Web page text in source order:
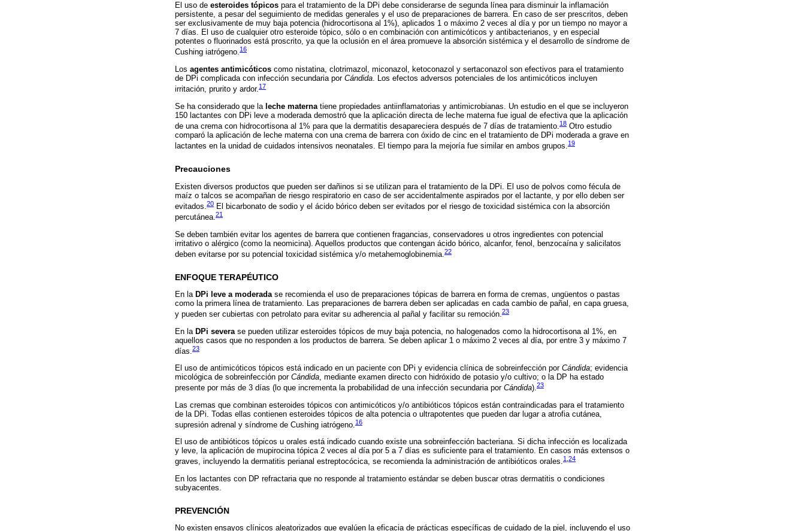
El uso de esteroides tópicos para el tratamiento de la DPi debe considerarse de segunda línea para disminuir la inflamación
persistente, a pesar del seguimiento de medidas generales y el uso de preparaciones de barrera. En caso de ser prescritos, deben
ser exclusivamente de muy baja potencia (hidrocortisona al 1%), aplicados 1 o máximo 2 veces al día y por un tiempo no mayor a
7 días. El uso de cualquier otro esteroide tópico, sólo o en combinación con antimicóticos y antibacterianos, y en especial
potentes o fluorinados está proscrito, ya que la oclusión en el área promueve la absorción sistémica y el desarrollo de síndrome de
Cushing iatrógeno.16
Los agentes antimicóticos como nistatina, clotrimazol, miconazol, ketoconazol y sertaconazol son efectivos para el tratamiento
de DPi complicada con infección secundaria porCándida. Los efectos adversos potenciales de los antimicóticos incluyen
irritación, prurito y ardor.17
Se ha considerado que la leche materna tiene propiedades antiinflamatorias y antimicrobianas. Un estudio en el que se incluyeron
150 lactantes con DPi leve a moderada demostró que la aplicación directa de leche materna fue igual de efectiva que la aplicación
de una crema con hidrocortisona al 1% para que la dermatitis desapareciera después de 7 días de tratamiento. 18 Otro estudio
comparó la aplicación de leche materna con una crema de barrera con óxido de cinc en el tratamiento de DPi moderada a grave en
lactantes en la unidad de cuidados intensivos neonatales. El tiempo para la mejoría fue similar en ambos grupos.19
Precauciones
Existen diversos productos que pueden ser dañinos si se utilizan para el tratamiento de la DPi. El uso de polvos como fécula de
maíz o talcos se acompañan de riesgo respiratorio en caso de ser accidentalmente aspirados por el lactante, y por ello deben ser
evitados. 20 El bicarbonato de sodio y el ácido bórico deben ser evitados por el riesgo de toxicidad sistémica con la absorción
percutánea.21
Se deben también evitar los agentes de barrera que contienen fragancias, conservadores u otros ingredientes con potencial
irritativo o alérgico (como la neomicina). Aquellos productos que contengan ácido bórico, alcanfor, fenol, benzocaína y salicilatos
deben evitarse por su potencial toxicidad sistémica y/o metahemoglobinemia. 22
ENFOQUE TERAPÉUTICO
En la DPi leve a moderadase recomienda el uso de preparaciones tópicas de barrera en forma de cremas, ungüentos o pastas
como la primera línea de tratamiento. Las preparaciones de barrera deben ser aplicadas en cada cambio de pañal, en capa gruesa,
y pueden ser cubiertas con petrolato para evitar su adherencia al pañal y facilitar su remoción.23
En la DPi severa se pueden utilizar esteroides tópicos de muy baja potencia, no halogenados como la hidrocortisona al 1%, en
aquellos casos que no responden a los productos de barrera. Se deben aplicar 1 o máximo 2 veces al día, por entre 3 y máximo 7
días.23
El uso de antimicóticos tópicos está indicado en un paciente con DPi y evidencia clínica de sobreinfección por Cándida; evidencia
micológica de sobreinfección por Cándida, mediante examen directo con hidróxido de potasio y/o cultivo; o la DP ha estado
presente por más de 3 días (lo que incrementa la probabilidad de una infección secundaria por Cándida).23
Las cremas que combinan esteroides tópicos con antimicóticos y/o antibióticos tópicos están contraindicadas para el tratamiento
de la DPi. Todas ellas contienen esteroides tópicos de alta potencia o ultrapotentes que pueden dar lugar a atrofia cutánea,
supresión adrenal y síndrome de Cushing iatrógeno.16
El uso de antibióticos tópicos u orales está indicado cuando existe una sobreinfección bacteriana. Si dicha infección es localizada
y leve, la aplicación de mupirocina tópica 2 veces al día por 5 a 7 días es suficiente para el tratamiento. En casos más extensos o
graves, incluyendo la dermatitis perianal estreptocócica, se recomienda la administración de antibióticos orales.1,24
En los lactantes con DP refractaria que no responde al tratamiento estándar se deben buscar otras dermatitis o condiciones
subyacentes.
PREVENCIÓN
No existen ensayos clínicos aleatorizados que evalúen la eficacia de prácticas específicas de cuidado de la piel, incluyendo el uso